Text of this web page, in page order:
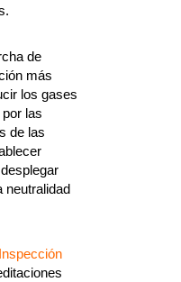
de
más
los gases
las
de las
neutralidad
Inspección